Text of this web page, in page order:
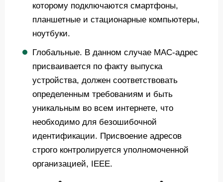
которому подключаются смартфоны,
планшетные и стационарные компьютеры,
ноутбуки.
Глобальные. В данном случае MAC-адрес
присваивается по факту выпуска
устройства, должен соответствовать
определенным требованиям и быть
уникальным во всем интернете, что
необходимо для безошибочной
идентификации. Присвоение адресов
строго контролируется уполномоченной
организацией, IEEE.